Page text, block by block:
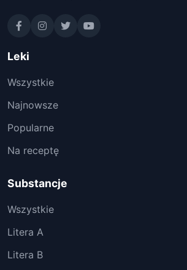
Leki
Wszystkie
Najnowsze
Popularne
Na receptę
Substancje
Wszystkie
Litera A
Litera B